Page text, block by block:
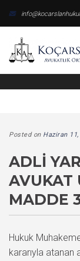
content
Posted on Haziran
ADLI
AVUKAT
MADDE
Hukuk
kararıyla atanan